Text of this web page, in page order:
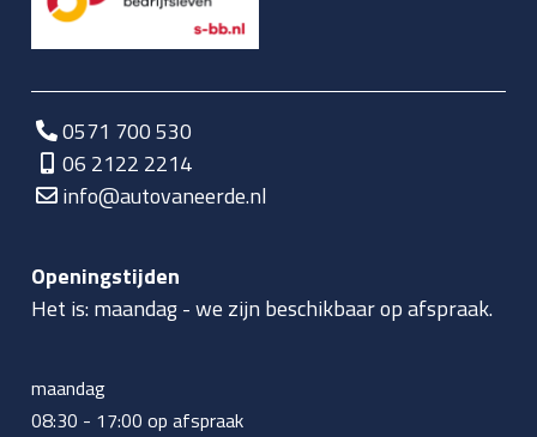
0571 700 530
06 2122 2214
info@autovaneerde.nl
Openingstijden
Het is:maandag-we zijn beschikbaar op afspraak.
maandag
08:30 - 17:00 op afspraak